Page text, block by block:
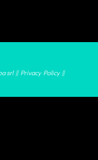
srl || Privacy Policy||